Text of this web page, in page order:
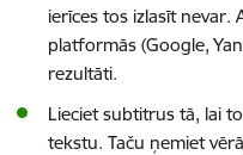
ierīces tos izlasīt nevar.
platformās (Google,
rezultāti.
Lieciet subtitrus tā, lai
tekstu. Taču ņemiet